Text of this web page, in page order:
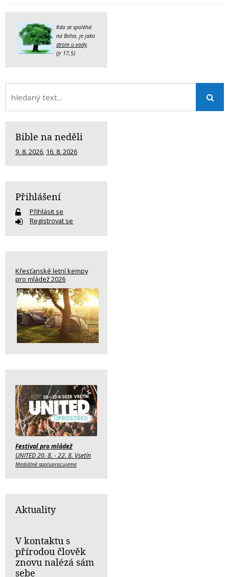
Kdo se spoléhá
na Boha, je jako
strom u vody.
(Jr 17,5)
Bible na neděli
9. 8. 2026, 16. 8. 2026
Přihlášení
Přihlásit se
Registrovat se
Křesťanské letní kempy
pro mládež 2026
Festival pro mládež
UNITED 20. 8. - 22. 8. Vsetín
Mediálně spolupracujeme
Aktuality
V kontaktu s
přírodou člověk
znovu nalézá sám
sebe